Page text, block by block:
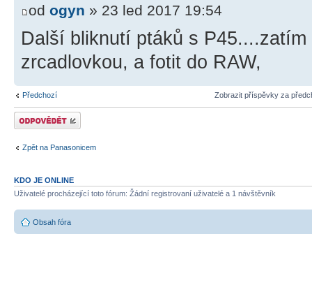
od ogyn » 23 led 2017 19:54
Další bliknutí ptáků s
zrcadlovkou, a fotit do RAW,
Předchozí Zobrazit příspěvky za
Odeslat odpověď
Zpět na Panasonicem
KDO JE ONLINE
Uživatelé procházející toto fórum: Žádní registrovaní uživatelé a 1 návštěvník
Obsah fóra